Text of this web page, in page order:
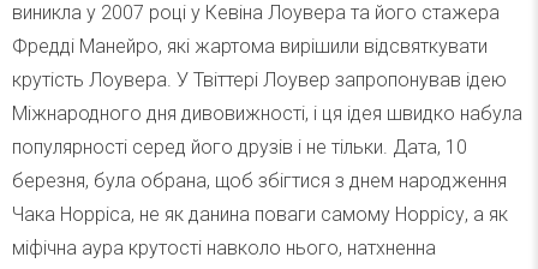
виникла у 2007 році у Кевіна Лоувера та його стажера
Фредді Манейро, які жартома вирішили відсвяткувати
крутість Лоувера. У Твіттері Лоувер запропонував ідею
Міжнародного дня дивовижності, і ця ідея швидко набула
популярності серед його друзів і не тільки. Дата, 10
березня, була обрана, щоб збігтися з днем народження
Чака Норріса, не як данина поваги самому Норрісу, а як
міфічна аура крутості навколо нього, натхненна